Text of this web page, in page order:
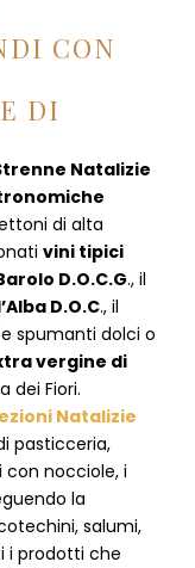
CON
DI
Natalizie
di alta
vini tipici
D.O.C.G., il
D.O.C., il
spumanti dolci o
vergine di
dei Fiori.
Natalizie
pasticceria,
nocciole, i
la
salumi,
i prodotti che